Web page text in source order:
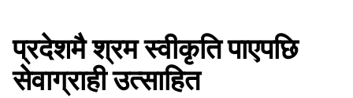
प्रदेशमै श्रम स्वीकृति पाएपछि
सेवाग्राही उत्साहित